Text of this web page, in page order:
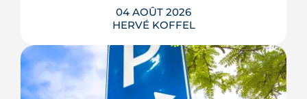
04 AOÛT 2026
HERVÉ KOFFEL
Avenue d'Atlanta, à la Roseraie, un